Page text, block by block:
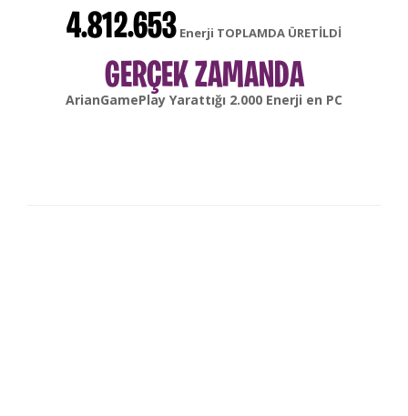
4.812.653 Enerji TOPLAMDA ÜRETİLDİ
GERÇEK ZAMANDA
gonsabellaYarattığı6.000Enerji enAndroid